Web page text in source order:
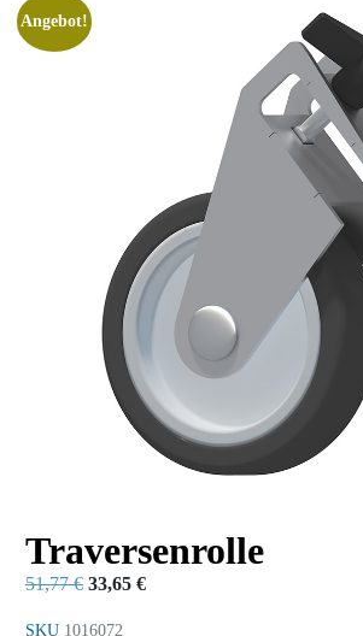
Angebot!
Traversenrolle
51,77€ 33,65 €
SKU 1016072